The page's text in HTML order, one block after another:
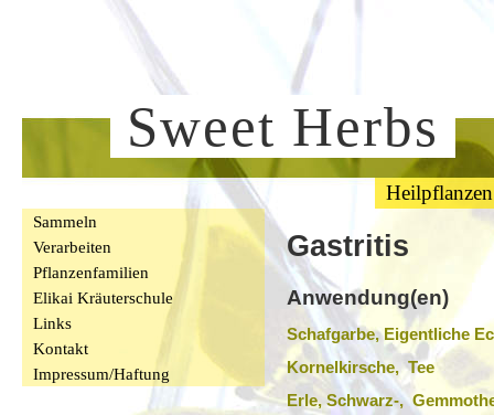
Sweet Herbs
Heilpflanzen
Sammeln
Verarbeiten
Pflanzenfamilien
Elikai Kräuterschule
Links
Kontakt
Impressum/Haftung
Gastritis
Anwendung(en)
Schafgarbe, Eigentliche
Kornelkirsche, Tee
Erle, Schwarz-,